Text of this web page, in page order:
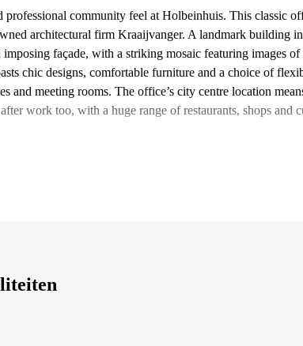
professional community feel at Holbeinhuis. This classic
architectural firm Kraaijvanger. A landmark building
façade, with a striking mosaic featuring images
chic designs, comfortable furniture and a choice of
and meeting rooms. The office’s city centre location
work too, with a huge range of restaurants, shops and